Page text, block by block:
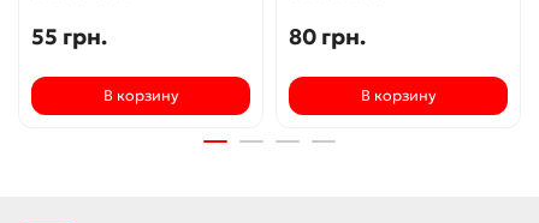
55 грн.
В корзину
80 грн.
В корзину